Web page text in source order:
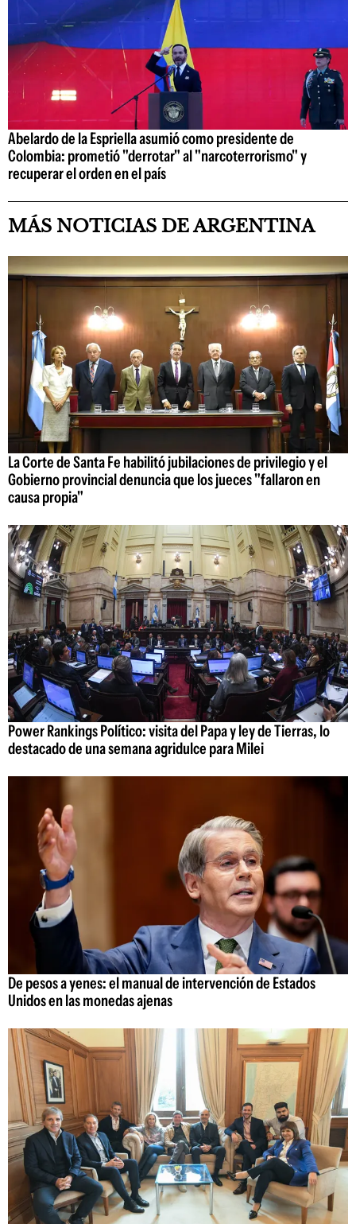
Abelardo de la Espriella asumió como presidente de
Colombia: prometió "derrotar" al "narcoterrorismo" y
recuperar el orden en el país
MÁS NOTICIAS DE ARGENTINA
La Corte de Santa Fe habilitó jubilaciones de privilegio y el
Gobierno provincial denuncia que los jueces "fallaron en
causa propia"
Power Rankings Político: visita del Papa y ley de Tierras, lo
destacado de una semana agridulce para Milei
De pesos a yenes: el manual de intervención de Estados
Unidos en las monedas ajenas